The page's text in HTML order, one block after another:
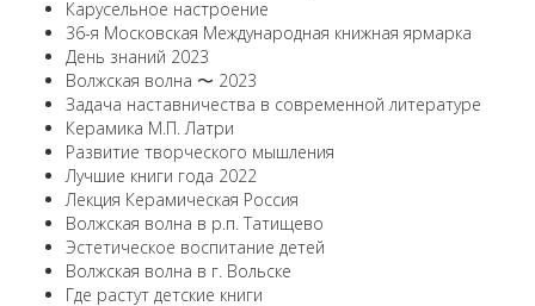
Карусельное настроение
36-я Московская Международная книжная ярмарка
День знаний 2023
Волжская волна 〜 2023
Задача наставничества в современной литературе
Керамика М.П. Латри
Развитие творческого мышления
Лучшие книги года 2022
Лекция Керамическая Россия
Волжская волна в р.п. Татищево
Эстетическое воспитание детей
Волжская волна в г. Вольске
Где растут детские книги